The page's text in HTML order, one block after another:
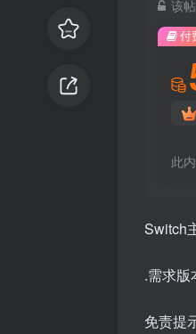
该
付
此
Switch
.需求版
免责提